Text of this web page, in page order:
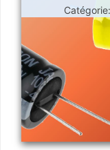
Catégorie: